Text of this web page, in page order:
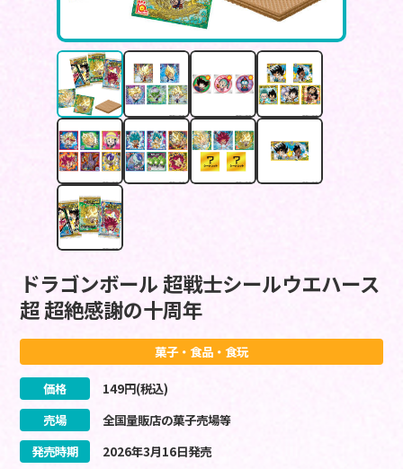
ドラゴンボール 超戦士シールウエハース
超 超絶感謝の十周年
菓子・食品・食玩
価格 149円(税込)
売場
全国量販店の菓子売場等
発売時期
2026年3月16日発売